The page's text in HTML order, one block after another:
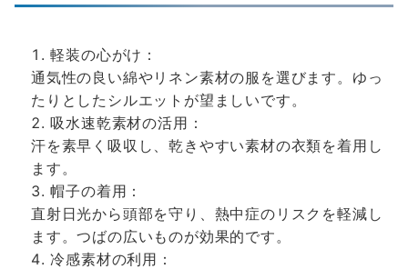
軽装の心がけ：
通気性の良い綿やリネン素材の服を選びます。ゆっ
たりとしたシルエットが望ましいです。
吸水速乾素材の活用：
汗を素早く吸収し、乾きやすい素材の衣類を着用し
ます。
帽子の着用：
直射日光から頭部を守り、熱中症のリスクを軽減し
ます。つばの広いものが効果的です。
冷感素材の利用：